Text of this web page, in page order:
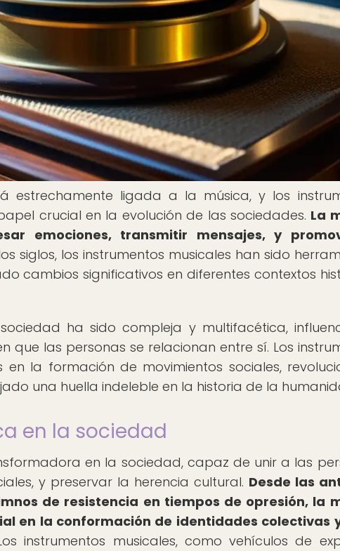
estrechamente ligada a la música, y los
crucial en la evolución de las sociedades. La
emociones, transmitir mensajes, y
siglos, los instrumentos musicales han sido
cambios significativos en diferentes contextos
ha sido compleja y multifacética,
las personas se relacionan entre sí. Los
la formación de movimientos sociales,
una huella indeleble en la historia de la
en la sociedad
en la sociedad, capaz de unir a las
y preservar la herencia cultural. Desde las
de resistencia en tiempos de opresión, la
en la conformación de identidades colectivas
instrumentos musicales, como vehículos de